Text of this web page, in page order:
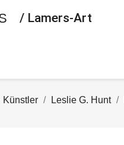
/ Lamers-Art
Künstler Leslie G. Hunt